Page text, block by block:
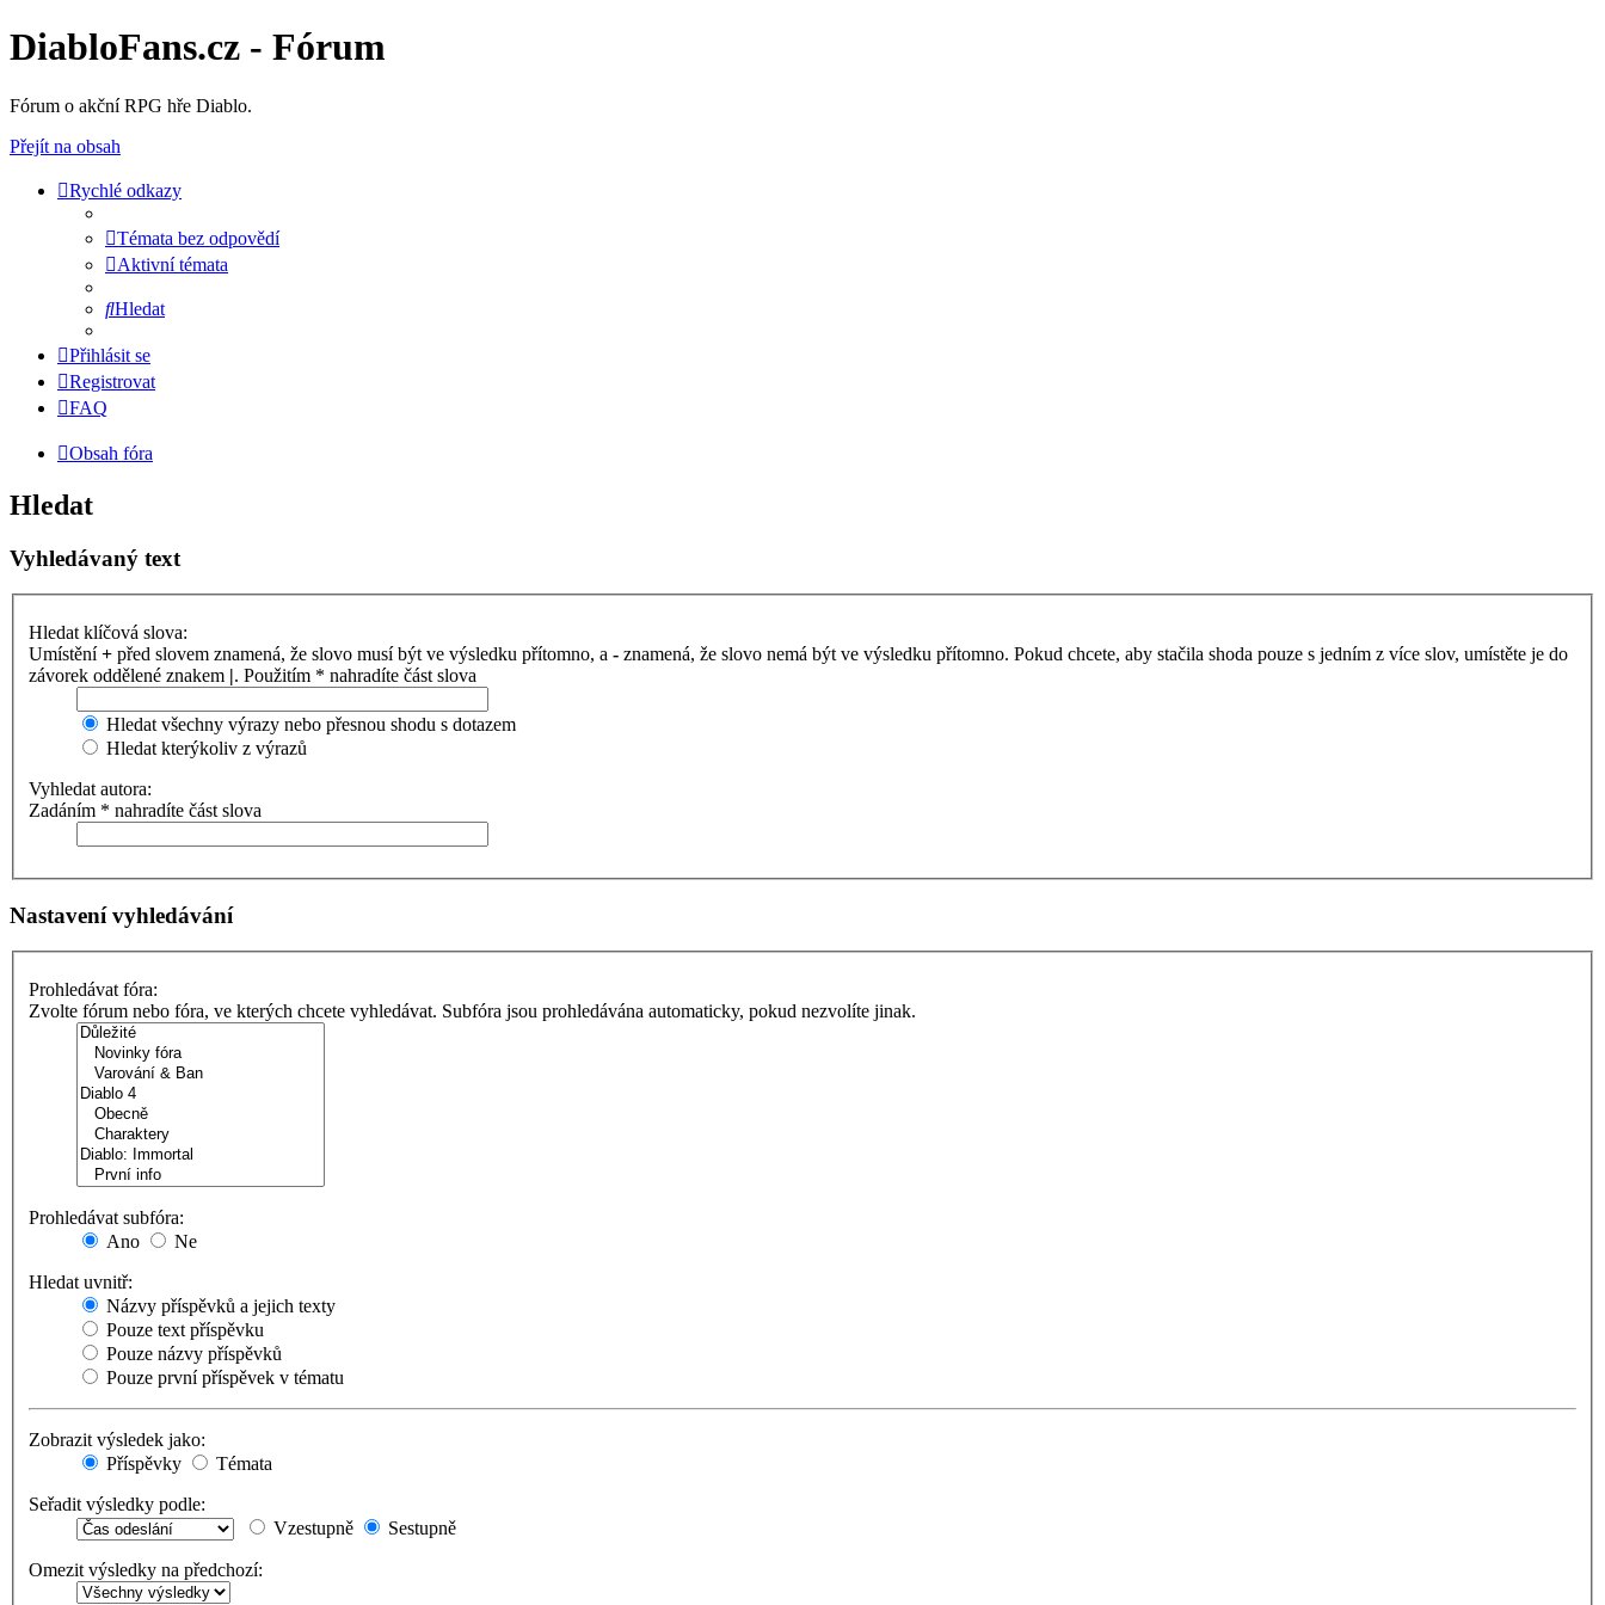
DiabloFans.cz - Fórum
Fórum o akční RPG hře Diablo.
Přejít na obsah
Rychlé odkazy
Témata bez odpovědí
Aktivní témata
Hledat
Přihlásit se
Registrovat
FAQ
Obsah fóra
Hledat
Vyhledávaný text
Hledat klíčová slova:
Umístění+ před slovem znamená, že slovo musí být ve výsledku přítomno, a - znamená, že slovo nemá být ve výsledku přítomno. Pokud chcete, aby stačila shoda pouze s jedním z více slov, umístěte je do
závorek oddělené znakem |. Použitím * nahradíte část slova
Hledat všechny výrazy nebo přesnou shodu s dotazem
Hledat kterýkoliv z výrazů
Vyhledat autora:
Zadáním * nahradíte část slova
Nastavení vyhledávání
Prohledávat fóra:
Zvolte fórum nebo fóra, ve kterých chcete vyhledávat. Subfóra jsou prohledávána automaticky, pokud nezvolíte jinak.
Prohledávat subfóra:
Ano
Ne
Hledat uvnitř:
Názvy příspěvků a jejich texty
Pouze text příspěvku
Pouze názvy příspěvků
Pouze první příspěvek v tématu
Zobrazit výsledek jako:
Příspěvky
Témata
Seřadit výsledky podle:
Vzestupně
Sestupně
Omezit výsledky na předchozí: